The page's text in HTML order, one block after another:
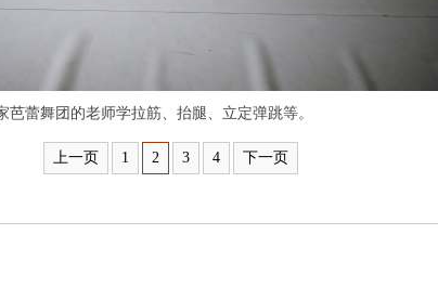
蕾舞团的老师学拉筋、抬腿、立定弹跳等。
上一页 1 2 3 4 下一页